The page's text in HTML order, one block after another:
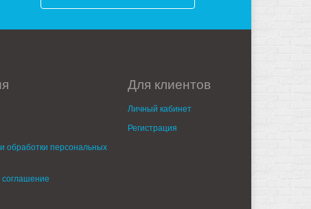
обработки персональных
соглашение
Для клиентов
Личный кабинет
Регистрация